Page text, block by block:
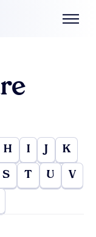
H I J K
S T U V